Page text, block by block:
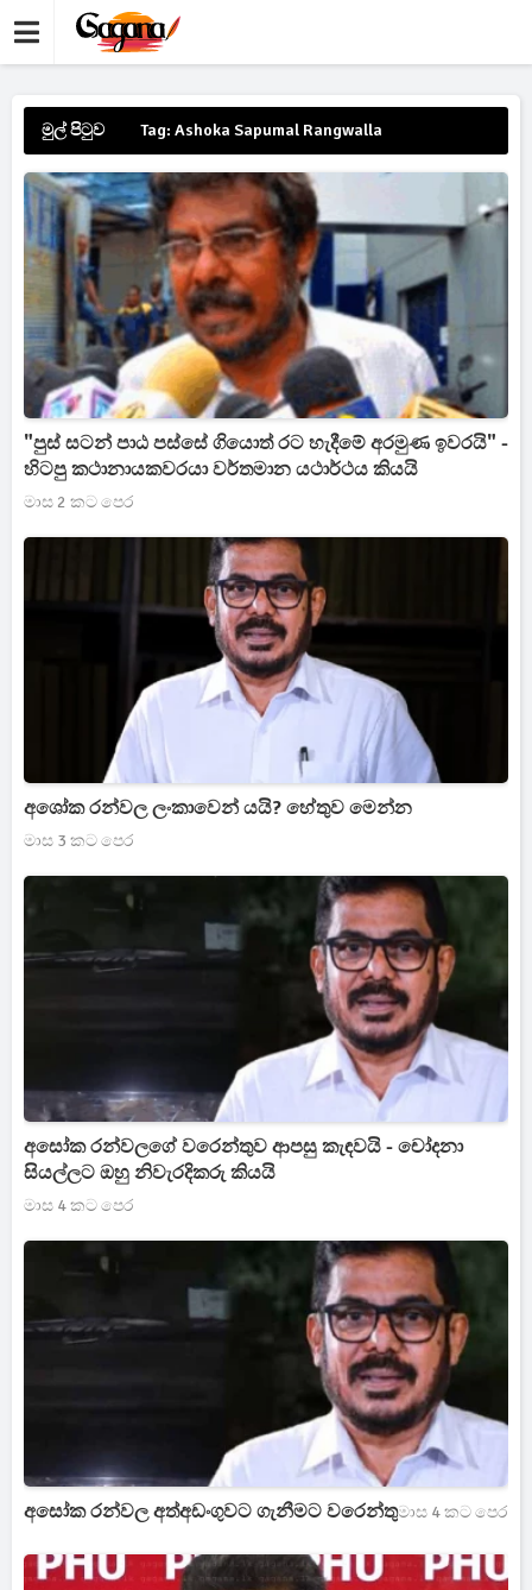
මුල් පිටුව Tag: Ashoka Sapumal Rangwalla
"පුස් සටන් පාඨ පස්සේ ගියොත් රට හැදීමේ අරමුණ ඉවරයි" -
හිටපු කථානායකවරයා වර්තමාන යථාර්ථය කියයි
මාස 2 කට පෙර
අශෝක රන්වල ලංකාවෙන් යයි? හේතුව මෙන්න
මාස 3 කට පෙර
අසෝක රන්වලගේ වරෙන්තුව ආපසු කැඳවයි - චෝදනා
සියල්ලට ඔහු නිවැරදිකරු කියයි
මාස 4 කට පෙර
අසෝක රන්වල අත්අඩංගුවට ගැනීමට වරෙන්තුමාස 4 කට පෙර